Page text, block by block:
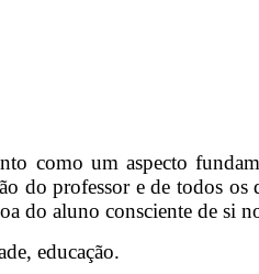
como um aspecto
do professor e de todos
do aluno consciente de si
educação.